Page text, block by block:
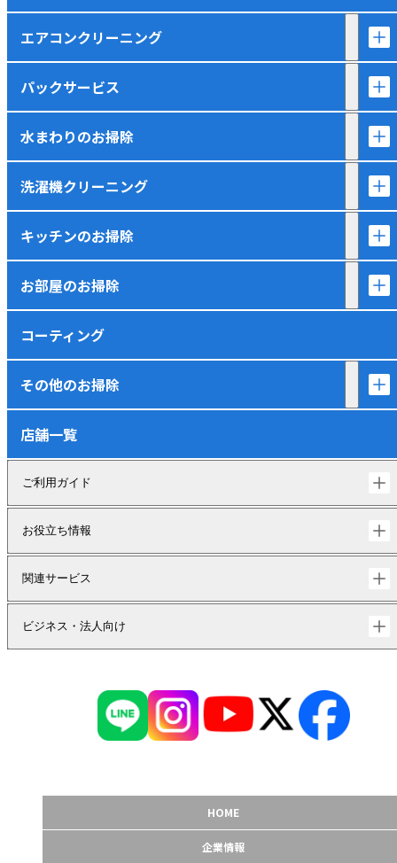
エアコンクリーニング
パックサービス
水まわりのお掃除
洗濯機クリーニング
キッチンのお掃除
お部屋のお掃除
コーティング
その他のお掃除
店舗一覧
ご利用ガイド
お役立ち情報
関連サービス
ビジネス・法人向け
HOME
企業情報